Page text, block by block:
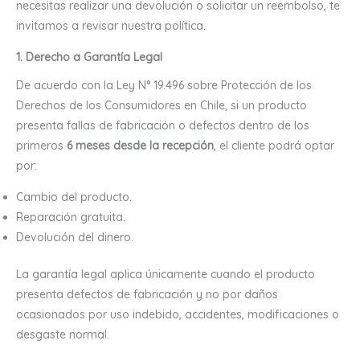
necesitas realizar una devolución o solicitar un reembolso, te
invitamos a revisar nuestra política.
1. Derecho a Garantía Legal
De acuerdo con la Ley N° 19.496 sobre Protección de los
Derechos de los Consumidores en Chile, si un producto
presenta fallas de fabricación o defectos dentro de los
primeros 6 meses desde la recepción, el cliente podrá optar
por:
Cambio del producto.
Reparación gratuita.
Devolución del dinero.
La garantía legal aplica únicamente cuando el producto
presenta defectos de fabricación y no por daños
ocasionados por uso indebido, accidentes, modificaciones o
desgaste normal.